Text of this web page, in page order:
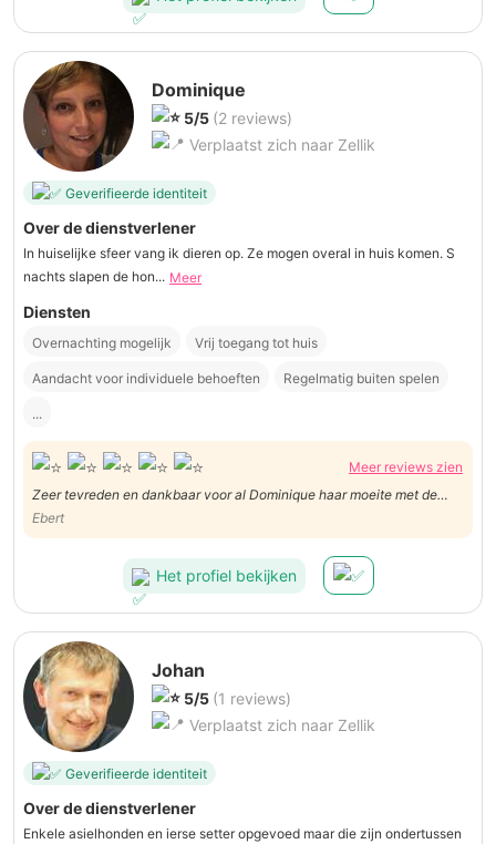
Dominique
5/5 (2 reviews)
Verplaatst zich naar Zellik
Geverifieerde identiteit
Over de dienstverlener
In huiselijke sfeer vang ik dieren op. Ze mogen overal in huis komen. S
nachts slapen de hon... Meer
Diensten
Overnachting mogelijk Vrij toegang tot huis
Aandacht voor individuele behoeften Regelmatig buiten spelen
...
Meer reviews zien
Zeer tevreden en dankbaar voor al Dominique haar moeite met de
hondjes. Kwamen heel rustig terug naar huis na een leuke dag bij
Dominique.
Ebert
Het profiel bekijken
Johan
5/5 (1 reviews)
Verplaatst zich naar Zellik
Geverifieerde identiteit
Over de dienstverlener
Enkele asielhonden en ierse setter opgevoed maar die zijn ondertussen